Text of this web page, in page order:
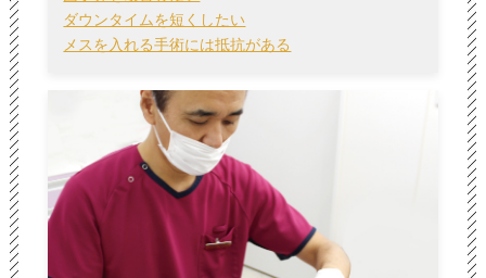
ダウンタイムを短くしたい
メスを入れる手術には抵抗がある